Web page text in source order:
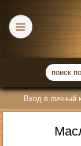
Вход в личный